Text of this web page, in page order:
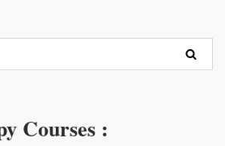
Courses :